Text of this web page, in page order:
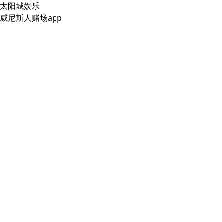
太阳城娱乐
威尼斯人赌场app